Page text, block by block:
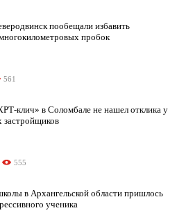
пообещали избавить
пробок
561
клич» в Соломбале не нашел отклика у
застройщиков
555
в Архангельской области пришлось
ученика